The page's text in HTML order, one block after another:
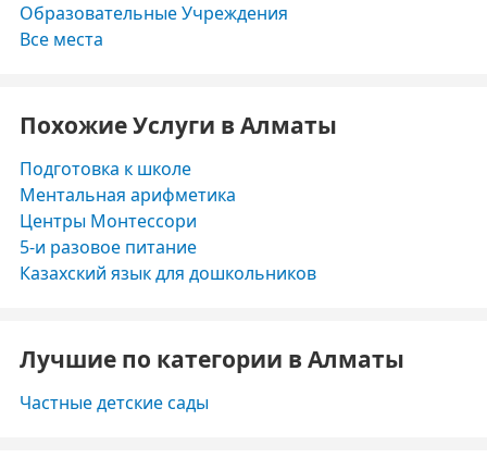
Образовательные Учреждения
Все места
Похожие Услуги в Алматы
Подготовка к школе
Ментальная арифметика
Центры Монтессори
5-и разовое питание
Казахский язык для дошкольников
Лучшие по категории в Алматы
Частные детские сады